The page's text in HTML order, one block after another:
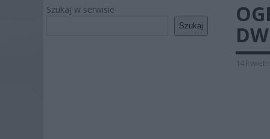
Szukaj w serwisie
Szukaj
14